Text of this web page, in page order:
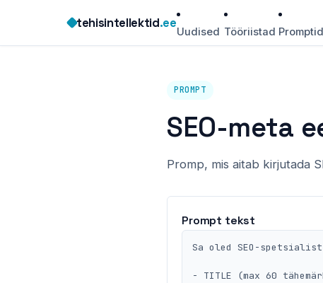
content
tehisintellektid.ee
Uudised Tööriistad Promptid
PROMPT
SEO-meta
Promp, mis aitab kirjutada
Prompt tekst
Sa oled SEO-
- TITLE (max 60